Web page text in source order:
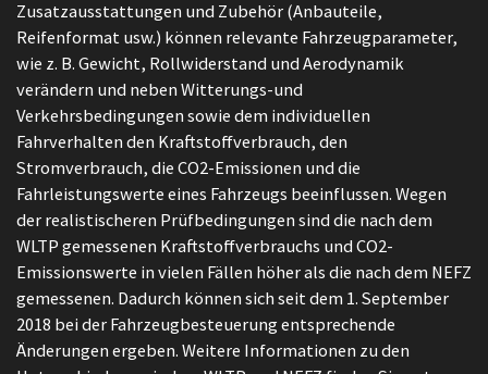
Zusatzausstattungen und Zubehör (Anbauteile,
Reifenformat usw.) können relevante Fahrzeugparameter,
wie z. B. Gewicht, Rollwiderstand und Aerodynamik
verändern und neben Witterungs-und
Verkehrsbedingungen sowie dem individuellen
Fahrverhalten den Kraftstoffverbrauch, den
Stromverbrauch, die CO2-Emissionen und die
Fahrleistungswerte eines Fahrzeugs beeinflussen. Wegen
der realistischeren Prüfbedingungen sind die nach dem
WLTP gemessenen Kraftstoffverbrauchs und CO2-
Emissionswerte in vielen Fällen höher als die nach dem NEFZ
gemessenen. Dadurch können sich seit dem 1. September
2018 bei der Fahrzeugbesteuerung entsprechende
Änderungen ergeben. Weitere Informationen zu den